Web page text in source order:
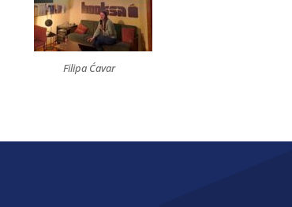
Filipa Ćavar